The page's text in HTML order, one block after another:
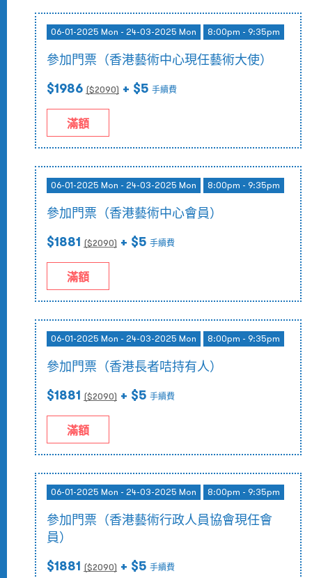
06-01-2025 Mon - 24-03-2025 Mon 8:00pm - 9:35pm
參加門票（香港藝術中心現任藝術大使）
$1986 ($2090) + $5 手續費
滿額
06-01-2025 Mon - 24-03-2025 Mon 8:00pm - 9:35pm
參加門票（香港藝術中心會員）
$1881 ($2090) + $5 手續費
滿額
06-01-2025 Mon - 24-03-2025 Mon 8:00pm - 9:35pm
參加門票（香港長者咭持有人）
$1881 ($2090) + $5 手續費
滿額
06-01-2025 Mon - 24-03-2025 Mon 8:00pm - 9:35pm
參加門票（香港藝術行政人員協會現任會
員）
$1881 ($2090) + $5 手續費